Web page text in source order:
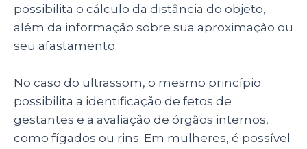
possibilita o cálculo da distância do objeto,
além da informação sobre sua aproximação ou
seu afastamento.
No caso do ultrassom, o mesmo princípio
possibilita a identificação de fetos de
gestantes e a avaliação de órgãos internos,
como fígados ou rins. Em mulheres, é possível